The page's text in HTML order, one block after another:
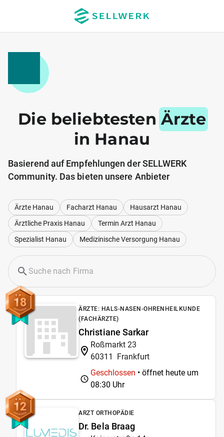
Die beliebtesten Ärzte
in Hanau
Basierend auf Empfehlungen der SELLWERK
Community. Das bieten unsere Anbieter
Ärzte Hanau Facharzt Hanau
Hausarzt Hanau
Ärztliche Praxis Hanau
Termin Arzt Hanau
Spezialist Hanau
Medizinische Versorgung Hanau
18
ÄRZTE: HALS-NASEN-OHRENHEILKUNDE
(FACHÄRZTE)
Christiane Sarkar
Roßmarkt 23
60311
Frankfurt
Geschlossen • öffnet heute um
08:30 Uhr
12 ARZT ORTHOPÄDIE
Dr. Bela Braag